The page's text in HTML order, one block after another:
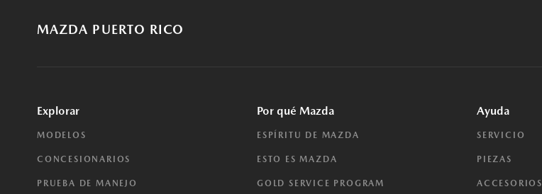
MAZDA PUERTO RICO
Explorar
MODELOS
CONCESIONARIOS
PRUEBA DE MANEJO
Por qué Mazda
ESPÍRITU DE MAZDA
ESTO ES MAZDA
GOLD SERVICE PROGRAM
Ayuda
SERVICIO
PIEZAS
ACCESORIOS